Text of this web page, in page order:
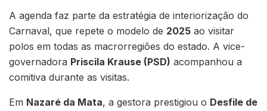
A agenda faz parte da estratégia de interiorização do
Carnaval, que repete o modelo de 2025 ao visitar
polos em todas as macrorregiões do estado. A vice-
governadora Priscila Krause (PSD) acompanhou a
comitiva durante as visitas.
Em Nazaré da Mata, a gestora prestigiou o Desfile de